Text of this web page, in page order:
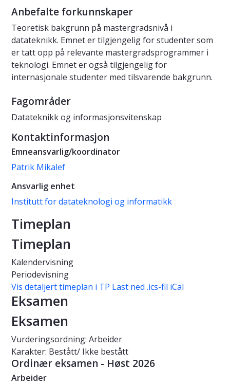
Anbefalte forkunnskaper
Teoretisk bakgrunn på mastergradsnivå i
datateknikk. Emnet er tilgjengelig for studenter som
er tatt opp på relevante mastergradsprogrammer i
teknologi. Emnet er også tilgjengelig for
internasjonale studenter med tilsvarende bakgrunn.
Fagområder
Datateknikk og informasjonsvitenskap
Kontaktinformasjon
Emneansvarlig/koordinator
Patrik Mikalef
Ansvarlig enhet
Institutt for datateknologi og informatikk
Timeplan
Timeplan
Kalendervisning
Periodevisning
Vis detaljert timeplan i TP Last ned .ics-fil iCal
Eksamen
Eksamen
Vurderingsordning: Arbeider
Karakter: Bestått/ Ikke bestått
Ordinær eksamen - Høst 2026
Arbeider